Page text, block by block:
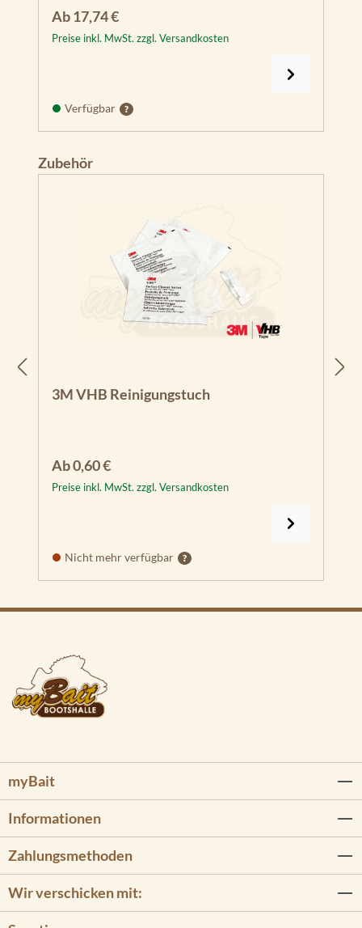
Regulärer Preis:
Ab17,74 €
Preise inkl. MwSt. zzgl. Versandkosten
Verfügbar
Produktgalerie überspringen
Zubehör
3M VHB Reinigungstuch
Regulärer Preis:
Ab0,60 €
Preise inkl. MwSt. zzgl. Versandkosten
Nicht mehr verfügbar
myBait
Informationen
Zahlungsmethoden
Wir verschicken mit: